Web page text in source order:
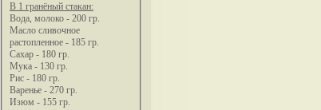
В 1 гранёный стакан:
Вода, молоко - 200 гр.
Масло сливочное
растопленное - 185 гр.
Сахар - 180 гр.
Мука - 130 гр.
Рис - 180 гр.
Варенье - 270 гр.
Изюм - 155 гр.